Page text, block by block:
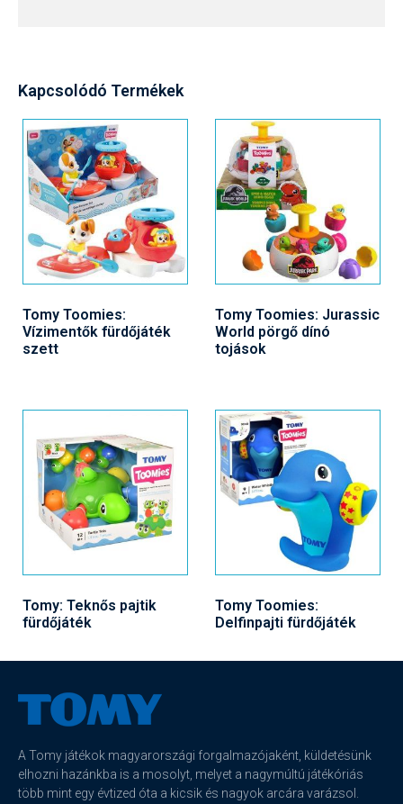
Kapcsolódó Termékek
Tomy Toomies:
Vízimentők fürdőjáték
szett
Tomy Toomies: Jurassic
World pörgő dínó
tojások
Tomy: Teknős pajtik
fürdőjáték
Tomy Toomies:
Delfinpajti fürdőjáték
A Tomy játékok magyarországi forgalmazójaként, küldetésünk
elhozni hazánkba is a mosolyt, melyet a nagymúltú játékóriás
több mint egy évtized óta a kicsik és nagyok arcára varázsol.